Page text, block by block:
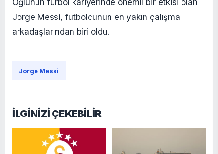
Oğlunun furbol kariyerinde önemli bir etkisi olan
Jorge Messi, futbolcunun en yakın çalışma
arkadaşlarından biri oldu.
Jorge Messi
İLGİNİZİ ÇEKEBİLİR